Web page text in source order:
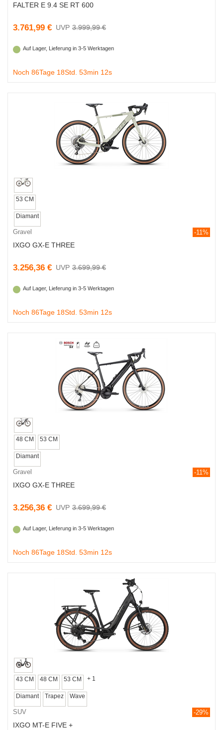
FALTER E 9.4 SE RT 600
3.761,99 € 3.999,99 €
Auf Lager, Lieferung in 3-5 Werktagen
Noch 86Tage 18Std. 53min 11s
53 CM
Diamant
Gravel -11%
IXGO GX-E THREE
3.256,36 € 3.699,99 €
Auf Lager, Lieferung in 3-5 Werktagen
Noch 86Tage 18Std. 53min 11s
48 CM 53 CM
Diamant
Gravel -11%
IXGO GX-E THREE
3.256,36 € 3.699,99 €
Auf Lager, Lieferung in 3-5 Werktagen
Noch 86Tage 18Std. 53min 11s
43 CM 48 CM 53 CM + 1
Diamant Trapez Wave
SUV -29%
IXGO MT-E FIVE +